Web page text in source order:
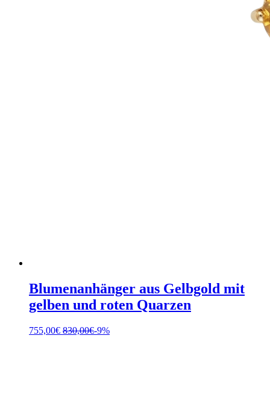
Blumenanhänger aus Gelbgold mit
gelben und roten Quarzen
755,00€ 830,00€-9%